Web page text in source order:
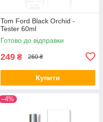
Tom Ford Black Orchid -
Tester 60ml
Готово до відправки
249 ₴ 260 ₴
Купити
–4%